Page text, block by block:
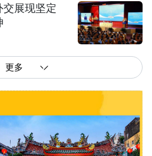
展现坚定
更多